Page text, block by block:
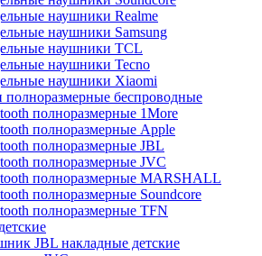
наушники Realme
наушники Samsung
наушники TCL
наушники Tecno
наушники Xiaomi
беспроводные
полноразмерные 1More
полноразмерные Apple
полноразмерные JBL
полноразмерные JVC
полноразмерные MARSHALL
полноразмерные Soundcore
полноразмерные TFN
JBL накладные детские